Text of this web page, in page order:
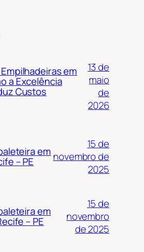
em
a Excelência
Custos
13 de
maio
de
2026
em
– PE
15 de
novembro de
2025
em
– PE
15 de
novembro
de 2025